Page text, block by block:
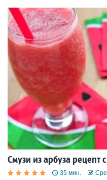
желающих похудеть,
Смузи из арбуза рецепт
35 мин.